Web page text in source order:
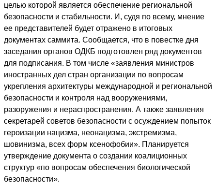
целью которой является обеспечение региональной
безопасности и стабильности. И, судя по всему, мнение
ее представителей будет отражено в итоговых
документах саммита. Сообщается, что в повестке дня
заседания органов ОДКБ подготовлен ряд документов
для подписания. В том числе «заявления министров
иностранных дел стран организации по вопросам
укрепления архитектуры международной и региональной
безопасности и контроля над вооружениями,
разоружения и нераспространения. А также заявления
секретарей советов безопасности с осуждением попыток
героизации нацизма, неонацизма, экстремизма,
шовинизма, всех форм ксенофобии». Планируется
утверждение документа о создании коалиционных
структур «по вопросам обеспечения биологической
безопасности».